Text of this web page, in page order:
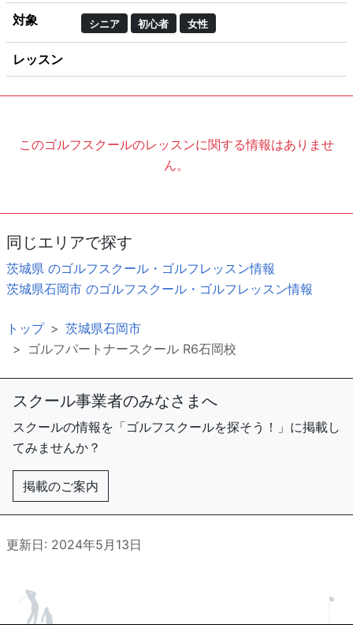
対象 シニア 初心者 女性
レッスン
このゴルフスクールのレッスンに関する情報はありませ
ん。
同じエリアで探す
茨城県 のゴルフスクール・ゴルフレッスン情報
茨城県石岡市 のゴルフスクール・ゴルフレッスン情報
トップ
茨城県石岡市
ゴルフパートナースクール R6石岡校
スクール事業者のみなさまへ
スクールの情報を「ゴルフスクールを探そう！」に掲載し
てみませんか？
掲載のご案内
更新日: 2024年5月13日